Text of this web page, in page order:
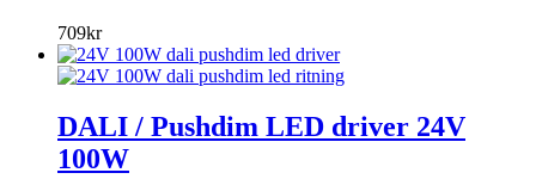
709kr
DALI / Pushdim LED driver 24V
100W